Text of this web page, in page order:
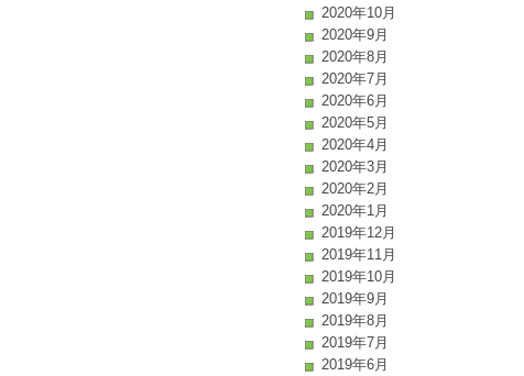
2020年10月
2020年9月
2020年8月
2020年7月
2020年6月
2020年5月
2020年4月
2020年3月
2020年2月
2020年1月
2019年12月
2019年11月
2019年10月
2019年9月
2019年8月
2019年7月
2019年6月